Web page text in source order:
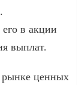
в акции
выплат.
рынке ценных